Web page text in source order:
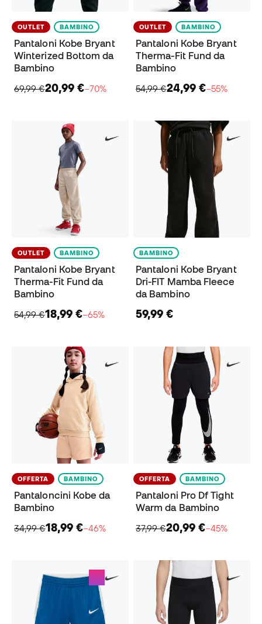
OUTLET BAMBINO
Pantaloni Kobe Bryant
Winterized Bottom da
Bambino
69,99 €20,99 €−70%
OUTLET BAMBINO
Pantaloni Kobe Bryant
Therma-Fit Fund da
Bambino
54,99 €24,99 €−55%
OUTLET BAMBINO
Pantaloni Kobe Bryant
Therma-Fit Fund da
Bambino
54,99 €18,99 €−65%
BAMBINO
Pantaloni Kobe Bryant
Dri-FIT Mamba Fleece
da Bambino
59,99 €
OFFERTA BAMBINO
Pantaloncini Kobe da
Bambino
34,99 €18,99 €−46%
OFFERTA BAMBINO
Pantaloni Pro Df Tight
Warm da Bambino
37,99 €20,99 €−45%